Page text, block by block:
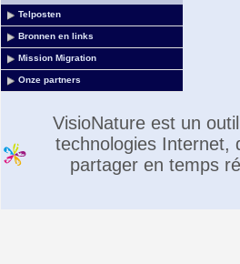
Telposten
Bronnen en links
Mission Migration
Onze partners
VisioNature est un
technologies Internet,
partager en temps